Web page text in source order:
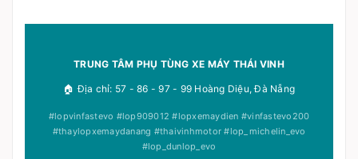
TRUNG TÂM PHỤ TÙNG XE MÁY THÁI VINH
🏠 Địa chỉ: 57 - 86 - 97 - 99 Hoàng Diệu, Đà Nẵng
#lopvinfastevo #lop909012 #lopxemaydien #vinfastevo200
#thaylopxemaydanang #thaivinhmotor #lop_michelin_evo
#lop_dunlop_evo